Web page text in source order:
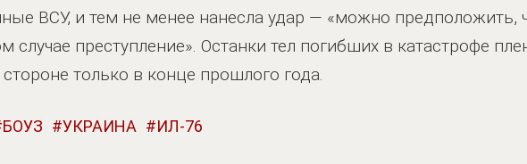
ВСУ, и тем не менее нанесла удар — «можно предположить,
случае преступление». Останки тел погибших в катастрофе
только в конце прошлого года.
БОУЗ УКРАИНА ИЛ-76